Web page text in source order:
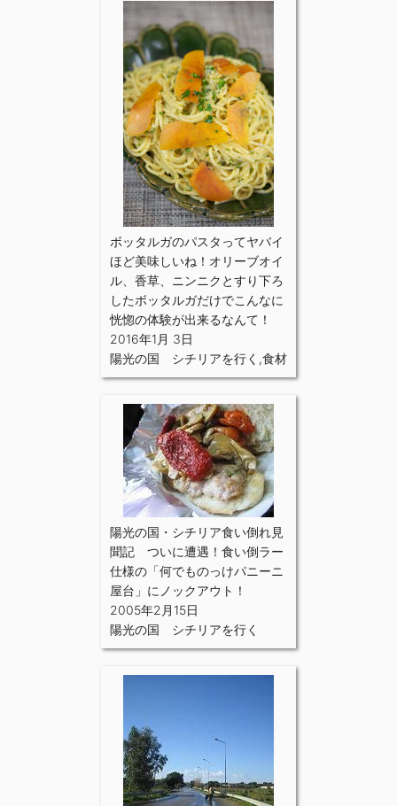
ボッタルガのパスタってヤバイ
ほど美味しいね！オリーブオイ
ル、香草、ニンニクとすり下ろ
したボッタルガだけでこんなに
恍惚の体験が出来るなんて！
2016年1月 3日
陽光の国 シチリアを行く ,食材
陽光の国・シチリア食い倒れ見
聞記 ついに遭遇！食い倒ラー
仕様の「何でものっけパニーニ
屋台」にノックアウト！
2005年2月15日
陽光の国 シチリアを行く